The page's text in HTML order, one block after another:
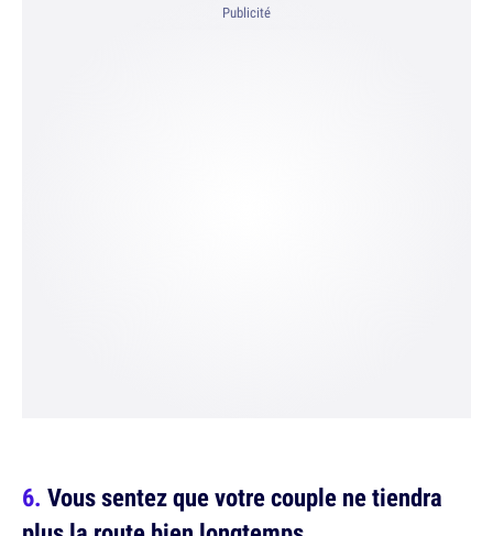
Publicité
Vous sentez que votre couple ne tiendra